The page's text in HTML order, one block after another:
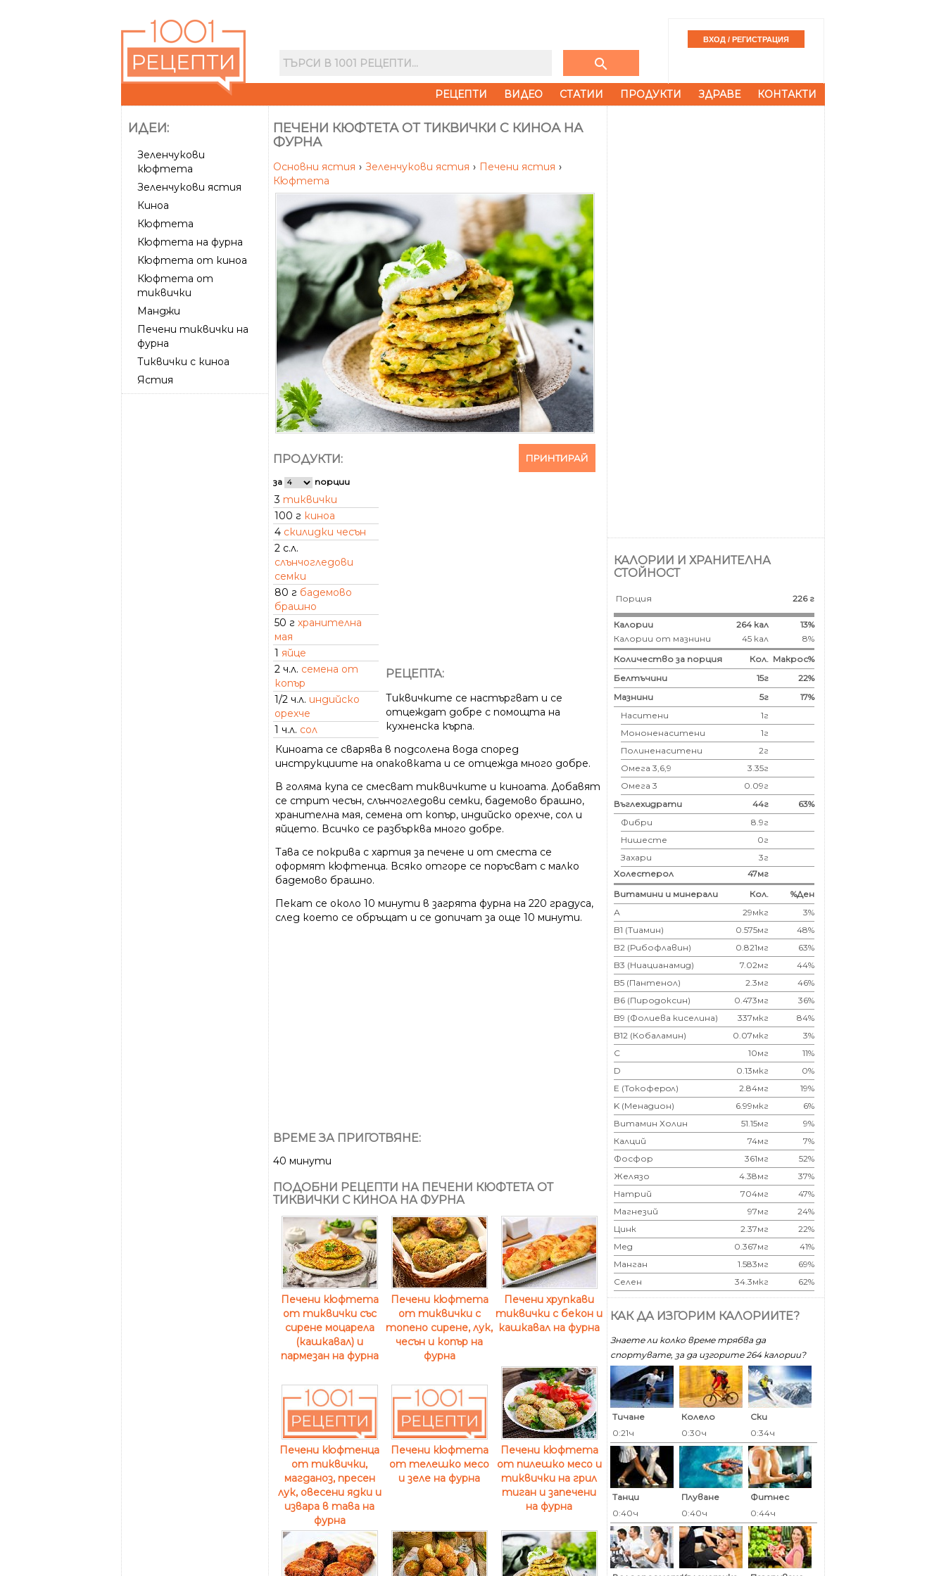
search
РЕЦЕПТИ ВИДЕО СТАТИИ ПРОДУКТИ ЗДРАВЕ КОНТАКТИ
ИДЕИ:
Зеленчукови
кюфтета
Зеленчукови ястия
Киноа
Кюфтета
Кюфтета на фурна
Кюфтета от киноа
Кюфтета от
тиквички
Манджи
Печени тиквички на
фурна
Тиквички с киноа
Ястия
ПЕЧЕНИ КЮФТЕТА ОТ ТИКВИЧКИ С КИНОА НА
ФУРНА
Основни ястия › Зеленчукови ястия › Печени ястия ›
Кюфтета
ПРИНТИРАЙ
ПРОДУКТИ:
за порции
3 тиквички
100 г киноа
4 скилидки чесън
2 с.л.
слънчогледови
семки
80 г бадемово
брашно
50 г хранителна
мая
1 яйце
2 ч.л. семена от
копър
1/2 ч.л. индийско
орехче
1 ч.л. сол
РЕЦЕПТА:
Тиквичките се настъргват и се
отцеждат добре с помощта на
кухненска кърпа.
Киноата се сварява в подсолена вода според
инструкциите на опаковката и се отцежда много добре.
В голяма купа се смесват тиквичките и киноата. Добавят
се стрит чесън, слънчогледови семки, бадемово брашно,
хранителна мая, семена от копър, индийско орехче, сол и
яйцето. Всичко се разбърква много добре.
Тава се покрива с хартия за печене и от сместа се
оформят кюфтенца. Всяко отгоре се поръсват с малко
бадемово брашно.
Пекат се около 10 минути в загрята фурна на 220 градуса,
след което се обръщат и се допичат за още 10 минути.
ВРЕМЕ ЗА ПРИГОТВЯНЕ:
40 минути
ПОДОБНИ РЕЦЕПТИ НА ПЕЧЕНИ КЮФТЕТА ОТ
ТИКВИЧКИ С КИНОА НА ФУРНА
Печени кюфтета
от тиквички със
сирене моцарела
(кашкавал) и
пармезан на фурна
Печени кюфтета
от тиквички с
топено сирене, лук,
чесън и копър на
фурна
Печени хрупкави
тиквички с бекон и
кашкавал на фурна
Печени кюфтенца
от тиквички,
магданоз, пресен
лук, овесени ядки и
извара в тава на
фурна
Печени кюфтета
от телешко месо
и зеле на фурна
Печени кюфтета
от пилешко месо и
тиквички на грил
тиган и запечени
на фурна
КАЛОРИИ И ХРАНИТЕЛНА
СТОЙНОСТ
Порция 226 г
Калории 264 кал
13%
Калории от мазнини
45 кал
8%
Количество за порция
Кол. Макрос%
Белтъчини
15г
22%
Мазнини
5г
17%
Наситени
1г
Мононенаситени
1г
Полиненаситени
2г
Омега 3,6,9
3.35г
Омега 3
0.09г
Въглехидрати
44г
63%
Фибри
8.9г
Нишесте
0г
Захари
3г
Холестерол
47мг
Витамини и минерали
Кол.
%Ден
А
29мкг
3%
B1 (Тиамин)
0.575мг
48%
B2 (Рибофлавин)
0.821мг
63%
B3 (Ниацианамид)
7.02мг
44%
B5 (Пантенол)
2.3мг
46%
B6 (Пиродоксин)
0.473мг
36%
B9 (Фолиева киселина)
337мкг
84%
B12 (Кобаламин)
0.07мкг
3%
C
10мг
11%
D
0.13мкг
0%
E (Токоферoл)
2.84мг
19%
K (Менадион)
6.99мкг
6%
Витамин Холин
51.15мг
9%
Калций
74мг
7%
Фосфор
361мг
52%
Желязо
4.38мг
37%
Натрий
704мг
47%
Магнезий
97мг
24%
Цинк
2.37мг
22%
Мед
0.367мг
41%
Манган
1.583мг
69%
Селен
34.3мкг 62%
КАК ДА ИЗГОРИМ КАЛОРИИТЕ?
Знаете ли колко време трябва да
спортувате, за да изгорите 264 калoрии?
Тичане
0:21ч
Колело
0:30ч
Ски
0:34ч
Танци
0:40ч
Плуване
0:40ч
Фитнес
0:44ч